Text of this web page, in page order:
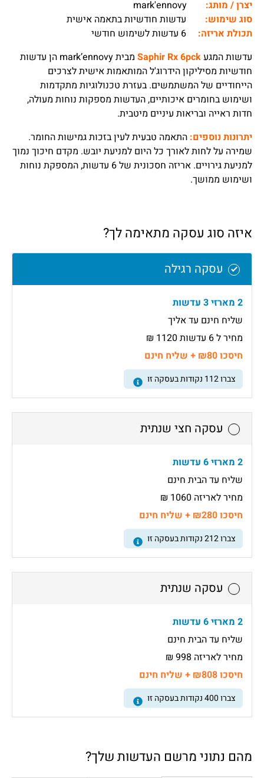
יצרן / מותג:
סוג שימוש:
עדשות חודשיות בתאמה אישית
תכולת אריזה:
עדשות המגעSaphir Rx 6pck
מבית mark’ennovy הן עדשות
חודשיות מסיליקון הידרוג'ל המותאמות אישית לצרכים
הייחודיים של המשתמשים. בעזרת טכנולוגיות מתקדמות
ושימוש בחומרים איכותיים, העדשות מספקות נוחות מעולה,
חדות ראייה ובריאות עיניים מיטבית.
יתרונות נוספים: התאמה טבעית לעין בזכות גמישות החומר.
שמירה על לחות לאורך כל היום למניעת יובש. מקדם חיכוך נמוך
למניעת גירויים. אריזה חסכונית של 6 עדשות, המספקת נוחות
ושימוש ממושך.
איזה סוג עסקה מתאימה לך?
עסקה רגילה
2 מארזי 3 עדשות
שליח חינם עד אליך
מחיר ל 6 עדשות 1120 ₪
חיסכו ₪80 + שליח חינם
צברו112 נקודות בעסקה זו
עסקה חצי שנתית
2 מארזי 6 עדשות
שליח עד הבית חינם
מחיר לאריזה 1060 ₪
חיסכו ₪280 + שליח חינם
צברו212נקודות בעסקה זו
עסקה שנתית
2 מארזי 6 עדשות
שליח עד הבית חינם
מחיר לאריזה 998 ₪
חיסכו ₪808 + שליח חינם
צברו400נקודות בעסקה זו
מהם נתוני מרשם העדשות שלך?